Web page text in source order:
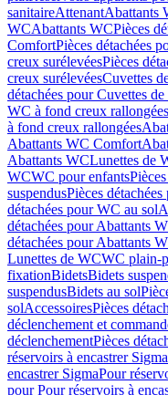
sanitaireAttenantAbattants
WCAbattants WCPièces
ComfortPièces détachées
creux surélevéesPièces
creux surélevéesCuvettes
détachées pour Cuvettes
WC à fond creux rallongées
à fond creux rallongées
Abattants WC Comfort
Abattants WCLunettes de
WCWC pour enfants
suspendusPièces
détachées pour WC au sol
détachées pour Abattants
détachées pour Abattants
Lunettes de WCWC plain-
fixationBidetsBidets
suspendusBidets au sol
solAccessoiresPièces
déclenchement et
déclenchementPièces
réservoirs à encastrer Sigma
encastrer SigmaPour
pour Pour réservoirs à